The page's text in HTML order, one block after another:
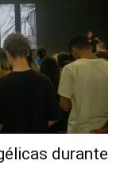
durante